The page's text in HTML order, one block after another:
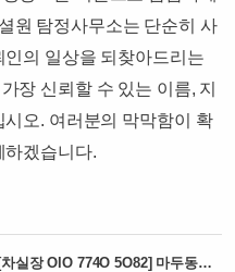
원 탐정사무소는 단순히 사
의 일상을 되찾아드리는
장 신뢰할 수 있는 이름, 지
오. 여러분의 막막함이 확
하겠습니다.
일산쓰리노 노래방 풀싸롱 [차실장 OlO 774O 5O82] 마두동쓰리노 주엽동쓰리노 궁금했던 부분만 모아서 살펴보기 일산노래방 일산유흥 일산셔츠룸 일산풀싸롱 대화동쓰리노 백석동쓰리노 행신동?